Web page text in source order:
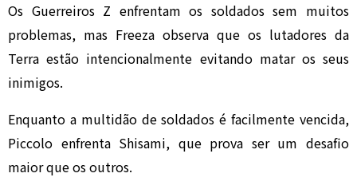
Os Guerreiros Z enfrentam os soldados sem muitos
problemas, mas Freeza observa que os lutadores da
Terra estão intencionalmente evitando matar os seus
inimigos.
Enquanto a multidão de soldados é facilmente vencida,
Piccolo enfrenta Shisami, que prova ser um desafio
maior que os outros.